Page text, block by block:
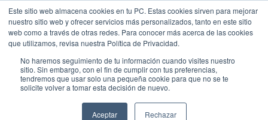
Este sitio web almacena cookies en tu PC. Estas cookies sirven para mejorar
nuestro sitio web y ofrecer servicios más personalizados, tanto en este sitio
web como a través de otras redes. Para conocer más acerca de las cookies
que utilizamos, revisa nuestra Política de Privacidad.
No haremos seguimiento de tu información cuando visites nuestro
sitio. Sin embargo, con el fin de cumplir con tus preferencias,
tendremos que usar solo una pequeña cookie para que no se te
solicite volver a tomar esta decisión de nuevo.
Aceptar Rechazar